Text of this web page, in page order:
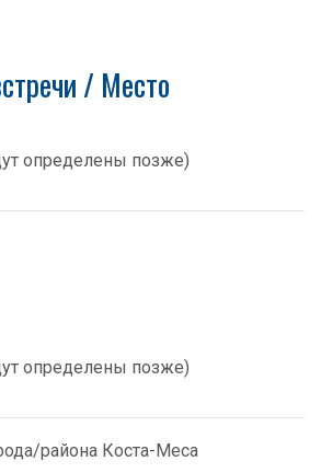
/ Место
определены позже)
определены позже)
района Коста-Меса